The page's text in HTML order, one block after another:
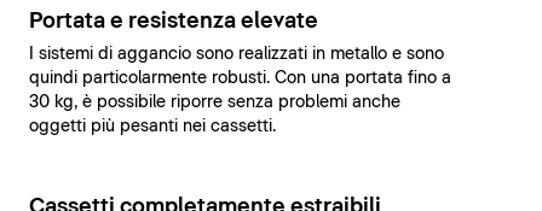
Portata e resistenza elevate
I sistemi di aggancio sono realizzati in metallo e sono
quindi particolarmente robusti. Con una portata fino a
30 kg, è possibile riporre senza problemi anche
oggetti più pesanti nei cassetti.